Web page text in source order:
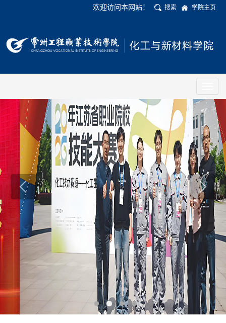
欢迎访问本网站！ 搜索 学院主页